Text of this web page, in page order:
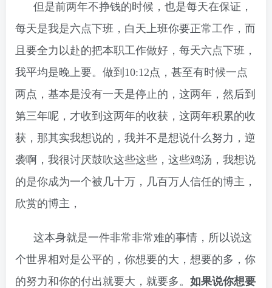
但是前两年不挣钱的时候，也是每天在保证，
每天是我是六点下班，白天上班你要正常工作，而
且要全力以赴的把本职工作做好，每天六点下班，
我平均是晚上要。做到10:12点，甚至有时候一点
两点，基本是没有一天是停止的，这两年，然后到
第三年呢，才收到这两年的收获，这两年积累的收
获，那其实我想说的，我并不是想说什么努力，逆
袭啊，我很讨厌鼓吹这些这些，这些鸡汤，我想说
的是你成为一个被几十万，几百万人信任的博主，
欣赏的博主，
这本身就是一件非常非常难的事情，所以说这
个世界相对是公平的，你想要的大，想要的多，你
的努力和你的付出就要大，就要多。 如果说你想要